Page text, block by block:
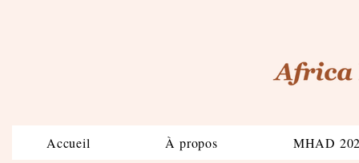
Accueil À propos MHAD